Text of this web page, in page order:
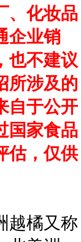
、化妆品
企业销
也不建议
所涉及的
自于公开
国家食品
估，仅供
越橘又称